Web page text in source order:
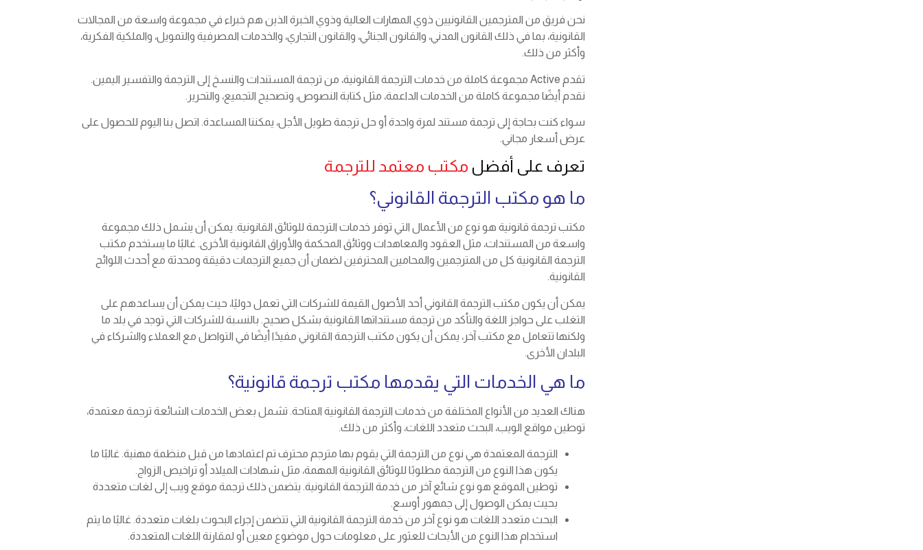
نحن فريق من المترجمين القانونيين ذوي المهارات العالية وذوي الخبرة الذين هم خبراء في مجموعة واسعة من المجالات
القانونية، بما في ذلك القانون المدني، والقانون الجنائي، والقانون التجاري، والخدمات المصرفية والتمويل، والملكية الفكرية،
وأكثر من ذلك.
تقدم Active مجموعة كاملة من خدمات الترجمة القانونية، من ترجمة المستندات والنسخ إلى الترجمة والتفسير اليمين.
نقدم أيضًا مجموعة كاملة من الخدمات الداعمة، مثل كتابة النصوص، وتصحيح التجميع، والتحرير.
سواء كنت بحاجة إلى ترجمة مستند لمرة واحدة أو حل ترجمة طويل الأجل، يمكننا المساعدة. اتصل بنا اليوم للحصول على
عرض أسعار مجاني.
تعرف على أفضل مكتب معتمد للترجمة
ما هو مكتب الترجمة القانوني؟
مكتب ترجمة قانونية هو نوع من الأعمال التي توفر خدمات الترجمة للوثائق القانونية. يمكن أن يشمل ذلك مجموعة
واسعة من المستندات، مثل العقود والمعاهدات ووثائق المحكمة والأوراق القانونية الأخرى. غالبًا ما يستخدم مكتب
الترجمة القانونية كل من المترجمين والمحامين المحترفين لضمان أن جميع الترجمات دقيقة ومحدثة مع أحدث اللوائح
القانونية.
يمكن أن يكون مكتب الترجمة القانوني أحد الأصول القيمة للشركات التي تعمل دوليًا، حيث يمكن أن يساعدهم على
التغلب على حواجز اللغة والتأكد من ترجمة مستنداتها القانونية بشكل صحيح. بالنسبة للشركات التي توجد في بلد ما
ولكنها تتعامل مع مكتب آخر، يمكن أن يكون مكتب الترجمة القانوني مفيدًا أيضًا في التواصل مع العملاء والشركاء في
البلدان الأخرى.
ما هي الخدمات التي يقدمها مكتب ترجمة قانونية؟
هناك العديد من الأنواع المختلفة من خدمات الترجمة القانونية المتاحة. تشمل بعض الخدمات الشائعة ترجمة معتمدة،
توطين مواقع الويب، البحث متعدد اللغات، وأكثر من ذلك.
الترجمة المعتمدة هي نوع من الترجمة التي يقوم بها مترجم محترف تم اعتمادها من قبل منظمة مهنية. غالبًا ما
يكون هذا النوع من الترجمة مطلوبًا للوثائق القانونية المهمة، مثل شهادات الميلاد أو تراخيص الزواج.
توطين الموقع هو نوع شائع آخر من خدمة الترجمة القانونية. يتضمن ذلك ترجمة موقع ويب إلى لغات متعددة
بحيث يمكن الوصول إلى جمهور أوسع.
البحث متعدد اللغات هو نوع آخر من خدمة الترجمة القانونية التي تتضمن إجراء البحوث بلغات متعددة. غالبًا ما يتم
استخدام هذا النوع من الأبحاث للعثور على معلومات حول موضوع معين أو لمقارنة اللغات المتعددة.